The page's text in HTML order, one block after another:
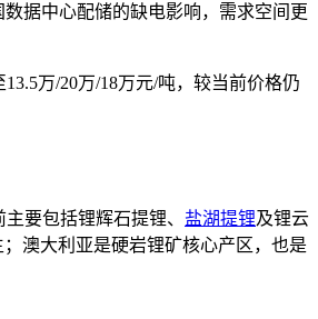
据中心配储的缺电影响，需求空间更
万/20万/18万元/吨，较当前价格仍
要包括锂辉石提锂、 盐湖提锂及锂云
澳大利亚是硬岩锂矿核心产区，也是